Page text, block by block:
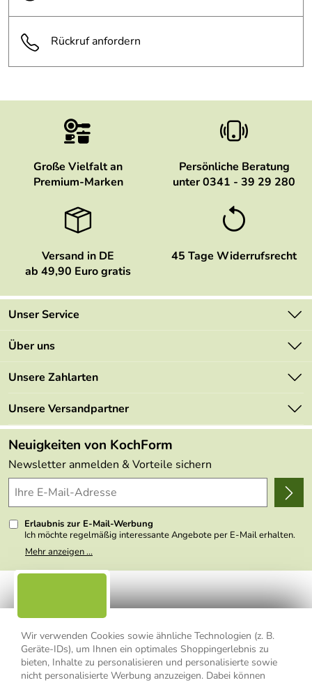
Wir verwenden Cookies sowie ähnliche Technologien (z. B.
Geräte-IDs), um Ihnen ein optimales Shoppingerlebnis zu
bieten, Inhalte zu personalisieren und personalisierte sowie
nicht personalisierte Werbung anzuzeigen. Dabei können
Rückruf anfordern
Große Vielfalt an
Premium-Marken
Persönliche Beratung
unter 0341 - 39 29 280
Versand in DE
ab 49,90 Euro gratis
45 Tage Widerrufsrecht
Unser Service
Kontakt
Mehrwertsteuerfrei
Retourenportal
FAQs
Lieferbedingungen
Delivery Terms
Kundenlogin
Über uns
Marken
Angebote
Made in Germany
Themen
Wir über uns
Presse
Unsere Zahlarten
Unsere Versandpartner
Neuigkeiten von KochForm
Newsletter anmelden & Vorteile sichern
Erlaubnis zur E-Mail-Werbung
Ich möchte regelmäßig interessante Angebote per E-Mail erhalten.
Meine E-Mail-Adresse wird nicht an andere Unternehmen
weitergegeben. Zu statistischen Zwecken wird in anonymer Form
nicht erkennbar, welche konkrete Person geklickt hat. Diese
kann ich jederzeit mit Wirkung für die Zukunft widerrufen, indem ich
den Link "Abmelden" am Ende des Newsletters anklicke oder die
Option Newsletter im Mitgliederbereich deaktiviere. Die
Datenschutzerklärung
habe ich zur Kenntnis genommen.
Mehr anzeigen ...
Impressum Datenschutzerklärung AGB